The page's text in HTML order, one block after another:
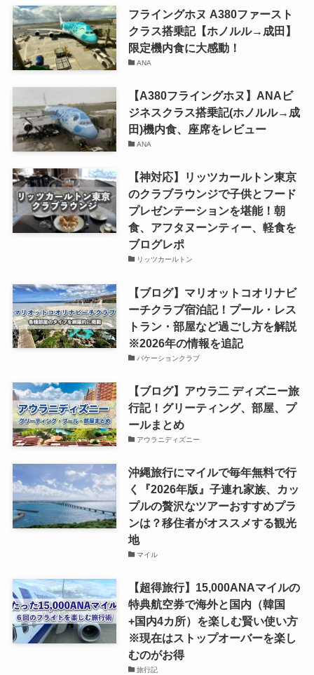
フライングホヌ A380ファースト
クラス搭乗記【ホノルル→成田】
限定機内食に大感動！
ANA
【A380フライングホヌ】ANAビ
ジネスクラス搭乗記(ホノルル→成
田)機内食、座席をレビュー
ANA
【神対応】リッツカールトン東京
のクラブラウンジで子供とフード
プレゼンテーションを堪能！朝
食、アフタヌーンティー、軽食を
ブログレポ
リッツカールトン
【ブログ】マリオットコオリナビ
ーチクラブ宿泊記！プール・レス
トラン・部屋など過ごし方を解説
※2026年の情報を追記
バケーションクラブ
【ブログ】アウラ二 ディズニー旅
行記！グリーティング、部屋、プ
ールまとめ
アウラニディズニー
沖縄旅行にマイルで毎年無料で行
く『2026年版』子連れ家族、カッ
プルの贅沢なツアーおすすめプラ
ンは？移住者がオススメする観光
地
マイル
【超得旅行】15,000ANAマイルの
特典航空券で海外と国内（韓国
+国内4カ所）を楽しむ賢い使い方
※現在はストップオーバーを楽し
むのがお得
旅行記